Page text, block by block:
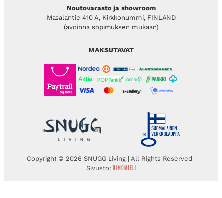
Noutovarasto ja showroom
Masalantie 410 A, Kirkkonummi, FINLAND
(avoinna sopimuksen mukaan)
MAKSUTAVAT
Copyright © 2026 SNUGG Living | All Rights Reserved |
Sivusto: